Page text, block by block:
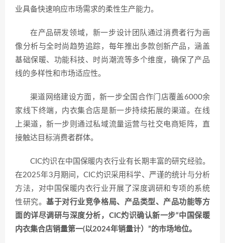
业具备快速响应市场需求的柔性生产能力。
在产品研发领域，新一步设计团队通过消费者行为画
像分析与全时尚趋势追踪，每年推出多款创新产品，涵盖
基础保暖、功能科技、时尚潮流等多个维度，确保了产品
线的多样性和市场适应性。
渠道网络建设方面，新一步全国合作门店覆盖6000余
家线下终端，内衣集合店是新一步持续拓展的渠道。在线
上渠道，新一步则通过私域流量运营与社交电商矩阵，直
接触达目标消费者群体。
CIC灼识在中国保暖内衣行业有长期丰富的研究经验。
在2025年3月期间，CIC灼识采用科学、严谨的统计与分析
方法，对中国保暖内衣行业开展了深度调研和专项的系统
性研究。基于对行业竞争格局、产品类型、产品功能等方
面的详尽调研与深度分析，CIC灼识确认新一步“中国保暖
内衣集合店销量第一(以2024年销量计）”的市场地位。